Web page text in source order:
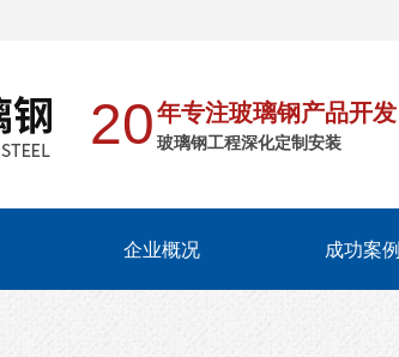
20年专注玻璃钢产品开发
玻璃钢工程深化定制安装
企业概况 成功案例